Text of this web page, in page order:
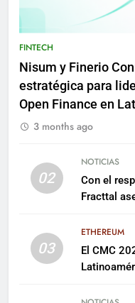
FINTECH
Nisum y Finerio
estratégica para
Open Finance en
3 months ago
02
NOTICIAS
Con el
Fracttal
03
ETHEREUM
El CMC